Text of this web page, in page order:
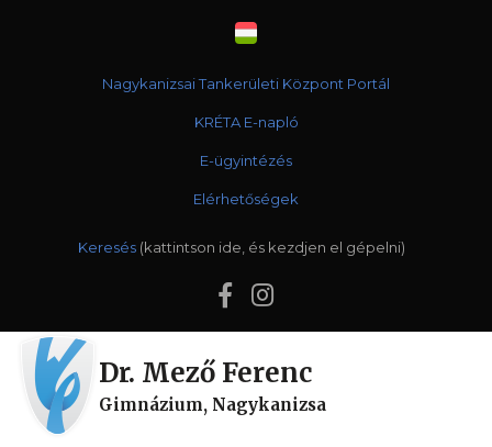
Nagykanizsai Tankerületi Központ Portál
KRÉTA E-napló
E-ügyintézés
Elérhetőségek
Keresés
Dr. Mező Ferenc
Gimnázium, Nagykanizsa